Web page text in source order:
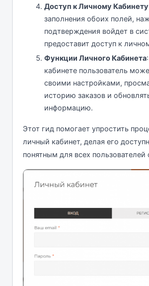
Доступ к Личному Кабинету
заполнения обоих полей,
подтверждения войдет в
предоставит доступ к
Функции Личного Кабинета
кабинете пользователь
своими настройками,
историю заказов и
информацию.
Этот гид помогает упростить
личный кабинет, делая его
понятным для всех пользователей